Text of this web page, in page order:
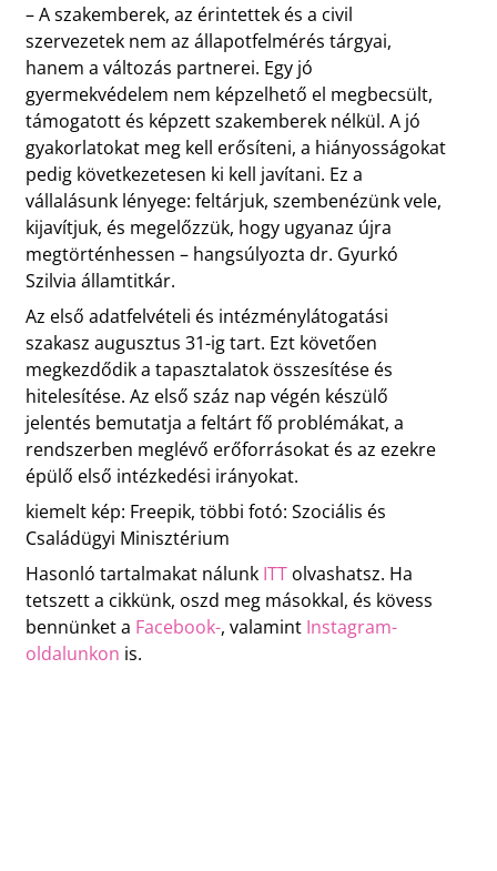
– A szakemberek, az érintettek és a civil
szervezetek nem az állapotfelmérés tárgyai,
hanem a változás partnerei. Egy jó
gyermekvédelem nem képzelhető el megbecsült,
támogatott és képzett szakemberek nélkül. A jó
gyakorlatokat meg kell erősíteni, a hiányosságokat
pedig következetesen ki kell javítani. Ez a
vállalásunk lényege: feltárjuk, szembenézünk vele,
kijavítjuk, és megelőzzük, hogy ugyanaz újra
megtörténhessen – hangsúlyozta dr. Gyurkó
Szilvia államtitkár.
Az első adatfelvételi és intézménylátogatási
szakasz augusztus 31-ig tart. Ezt követően
megkezdődik a tapasztalatok összesítése és
hitelesítése. Az első száz nap végén készülő
jelentés bemutatja a feltárt fő problémákat, a
rendszerben meglévő erőforrásokat és az ezekre
épülő első intézkedési irányokat.
kiemelt kép: Freepik, többi fotó: Szociális és
Családügyi Minisztérium
Hasonló tartalmakat nálunk ITTolvashatsz. Ha
tetszett a cikkünk, oszd meg másokkal, és kövess
bennünket a Facebook-, valamint Instagram-
oldalunkon is.